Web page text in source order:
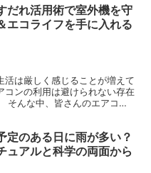
だれ活用術で室外機を守
エコライフを手に入れる
活は厳しく感じることが増えて
コンの利用は避けられない存在
そんな中、皆さんのエアコン
定のある日に雨が多い？
ュアルと科学の両面から